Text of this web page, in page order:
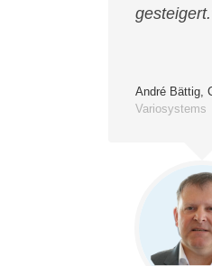
André Bättig,
Variosystems